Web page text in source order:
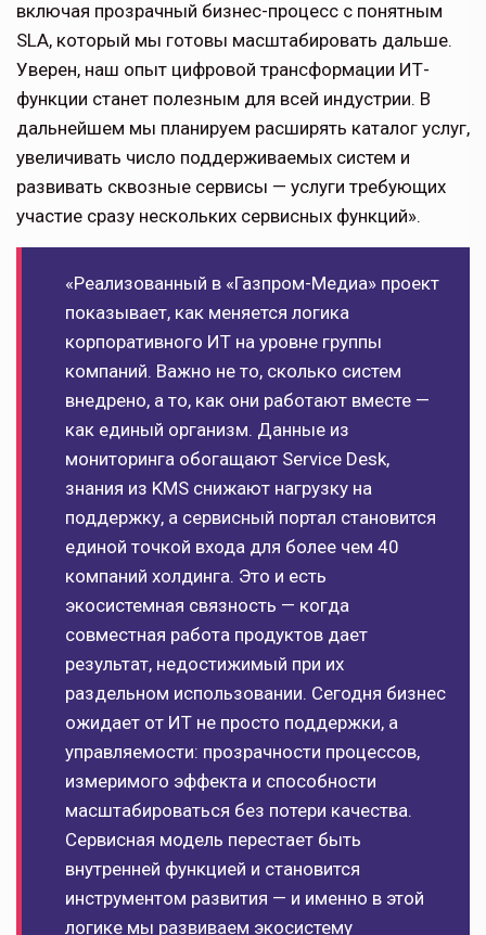
включая прозрачный бизнес-процесс с понятным
SLA, который мы готовы масштабировать дальше.
Уверен, наш опыт цифровой трансформации ИТ-
функции станет полезным для всей индустрии. В
дальнейшем мы планируем расширять каталог услуг,
увеличивать число поддерживаемых систем и
развивать сквозные сервисы — услуги требующих
участие сразу нескольких сервисных функций».
«Реализованный в «Газпром-Медиа» проект
показывает, как меняется логика
корпоративного ИТ на уровне группы
компаний. Важно не то, сколько систем
внедрено, а то, как они работают вместе —
как единый организм. Данные из
мониторинга обогащают Service Desk,
знания из KMS снижают нагрузку на
поддержку, а сервисный портал становится
единой точкой входа для более чем 40
компаний холдинга. Это и есть
экосистемная связность — когда
совместная работа продуктов дает
результат, недостижимый при их
раздельном использовании. Сегодня бизнес
ожидает от ИТ не просто поддержки, а
управляемости: прозрачности процессов,
измеримого эффекта и способности
масштабироваться без потери качества.
Сервисная модель перестает быть
внутренней функцией и становится
инструментом развития — и именно в этой
логике мы развиваем экосистему